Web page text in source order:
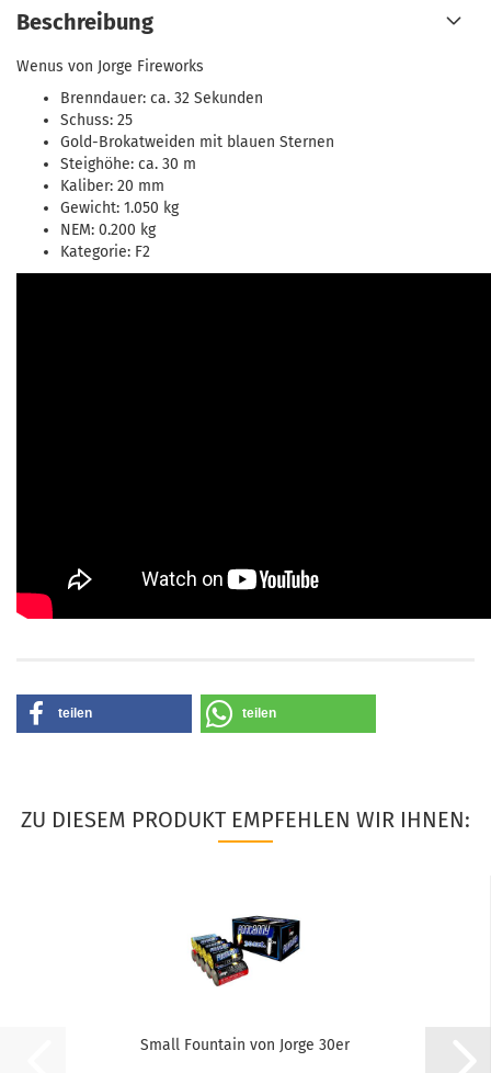
Beschreibung
Wenus von Jorge Fireworks
Brenndauer: ca. 32 Sekunden
Schuss: 25
Gold-Brokatweiden mit blauen Sternen
Steighöhe: ca. 30 m
Kaliber: 20 mm
Gewicht: 1.050 kg
NEM: 0.200 kg
Kategorie: F2
teilen teilen
ZU DIESEM PRODUKT EMPFEHLEN WIR IHNEN:
Small Fountain von Jorge 30er